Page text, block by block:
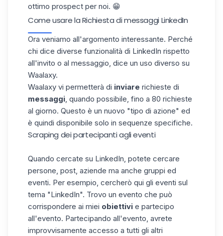
ottimo prospect per noi. 😁
Come usare la Richiesta di messaggi LinkedIn
Ora veniamo all'argomento interessante. Perché
chi dice diverse funzionalità di LinkedIn rispetto
all'invito o al messaggio, dice un uso diverso su
Waalaxy.
Waalaxy vi permetterà di inviare richieste di
messaggi, quando possibile, fino a 80 richieste
al giorno. Questo è un nuovo "tipo di azione" ed
è quindi disponibile solo in sequenze specifiche.
Scraping dei partecipanti agli eventi
Quando cercate su LinkedIn, potete cercare
persone, post, aziende ma anche gruppi ed
eventi. Per esempio, cercherò qui gli eventi sul
tema "LinkedIn". Trovo un evento che può
corrispondere ai miei obiettivi e partecipo
all'evento. Partecipando all'evento, avrete
improvvisamente accesso a tutti gli altri